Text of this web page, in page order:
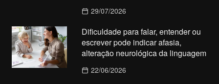
29/07/2026
Dificuldade para falar, entender ou
escrever pode indicar afasia,
alteração neurológica da linguagem
22/06/2026